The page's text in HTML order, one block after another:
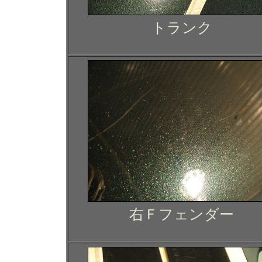
トランク
右Ｆフェンダー